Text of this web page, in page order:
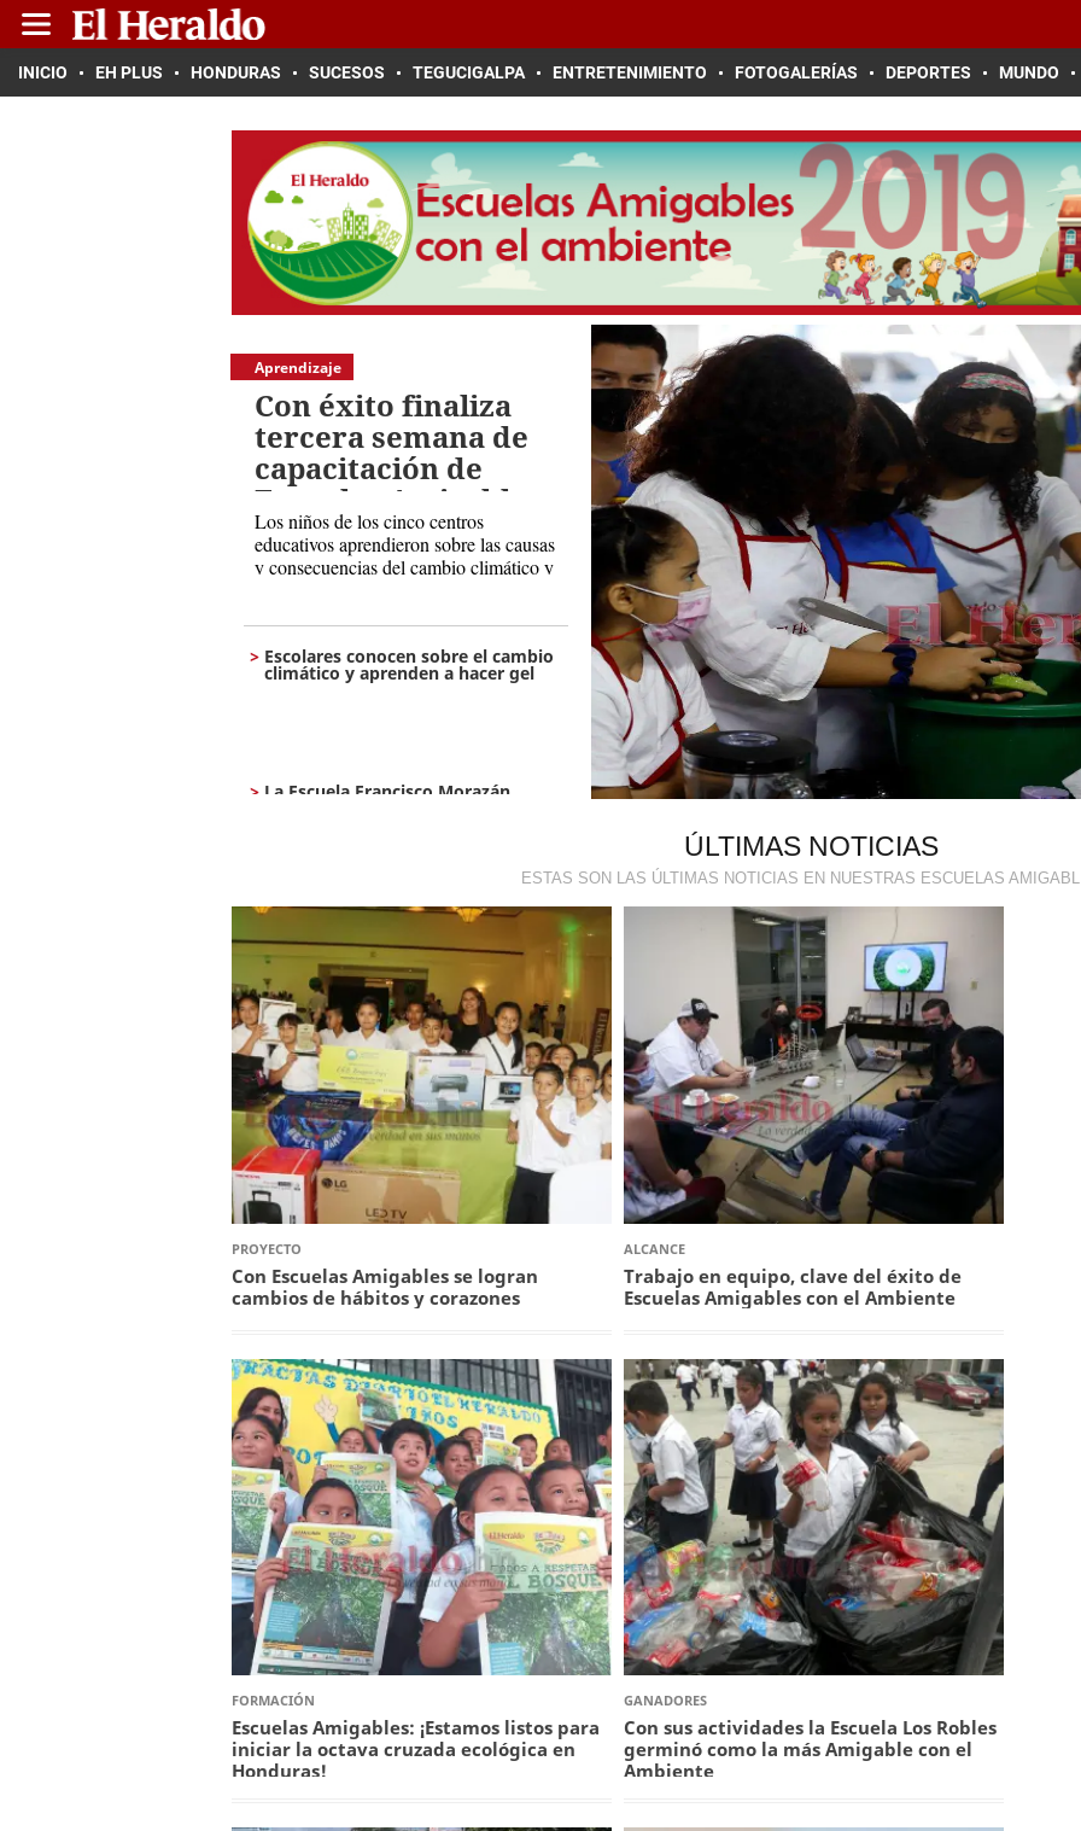
INICIO EH PLUS HONDURAS SUCESOS TEGUCIGALPA ENTRETENIMIENTO FOTOGALERÍAS DEPORTES MUNDO
Aprendizaje
Con éxito finaliza
tercera semana de
capacitación de
Escuelas Amigables
Los niños de los cinco centros
educativos aprendieron sobre las causas
y consecuencias del cambio climático y
Escolares conocen sobre el cambio
climático y aprenden a hacer gel
La Escuela Francisco Morazán
Escolares hacen un llamado a
cuidar el medio ambiente
ÚLTIMAS NOTICIAS
ESTAS SON LAS ÚLTIMAS NOTICIAS EN NUESTRAS ESCUELAS
PROYECTO
Con Escuelas Amigables se logran
cambios de hábitos y corazones
ALCANCE
Trabajo en equipo, clave del éxito de
Escuelas Amigables con el Ambiente
FORMACIÓN
Escuelas Amigables: ¡Estamos listos para
iniciar la octava cruzada ecológica en
Honduras!
GANADORES
Con sus actividades la Escuela Los Robles
germinó como la más Amigable con el
Ambiente